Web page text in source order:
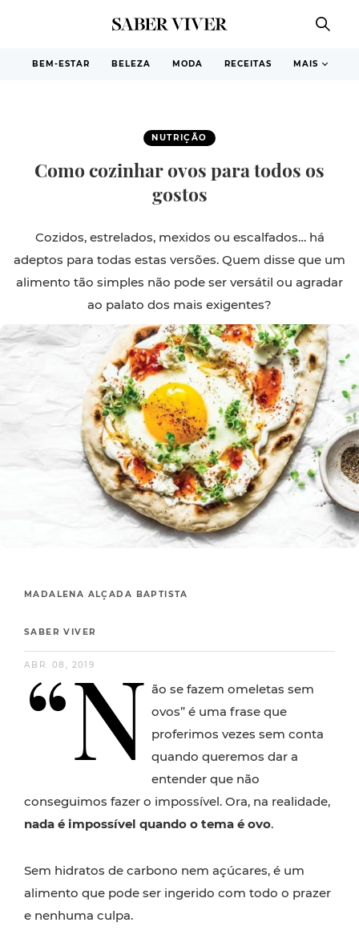
BEM-ESTAR BELEZA MODA RECEITAS MAIS
NUTRIÇÃO
Como cozinhar ovos para todos os
gostos
Cozidos, estrelados, mexidos ou escalfados… há
adeptos para todas estas versões. Quem disse que um
alimento tão simples não pode ser versátil ou agradar
ao palato dos mais exigentes?
MADALENA ALÇADA BAPTISTA
SABER VIVER
ABR. 08, 2019
“N ão se fazem omeletas sem
ovos” é uma frase que
proferimos vezes sem conta
quando queremos dar a
entender que não
conseguimos fazer o impossível. Ora, na realidade,
nada é impossível quando o tema é ovo.
Sem hidratos de carbono nem açúcares, é um
alimento que pode ser ingerido com todo o prazer
e nenhuma culpa.